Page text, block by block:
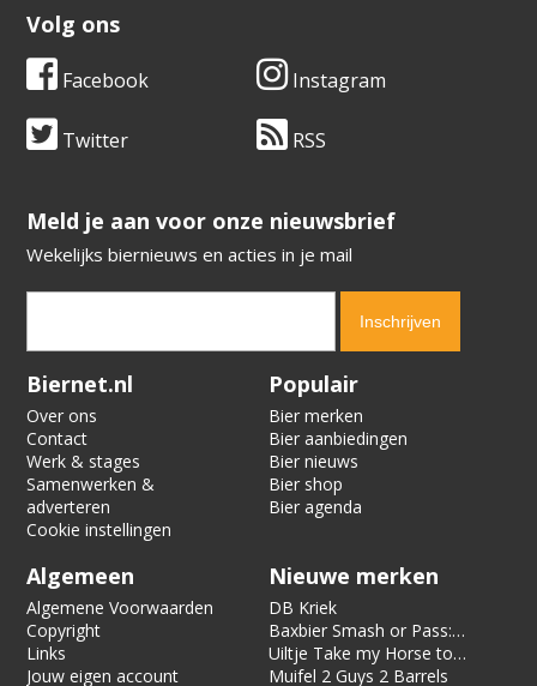
Volg ons
Facebook Instagram
Twitter RSS
​​​​​​​Meld je aan voor onze nieuwsbrief
Wekelijks biernieuws en acties in je mail
Verification code:
Biernet.nl
Over ons
Contact
Werk & stages
Samenwerken &
adverteren
Cookie instellingen
Populair
Bier merken
Bier aanbiedingen
Bier nieuws
Bier shop
Bier agenda
Algemeen
Algemene Voorwaarden
Copyright
Links
Jouw eigen account
Nieuwe merken
DB Kriek
Baxbier Smash or Pass:
Strata
Uiltje Take my Horse to
the Hotel Room
Muifel 2 Guys 2 Barrels